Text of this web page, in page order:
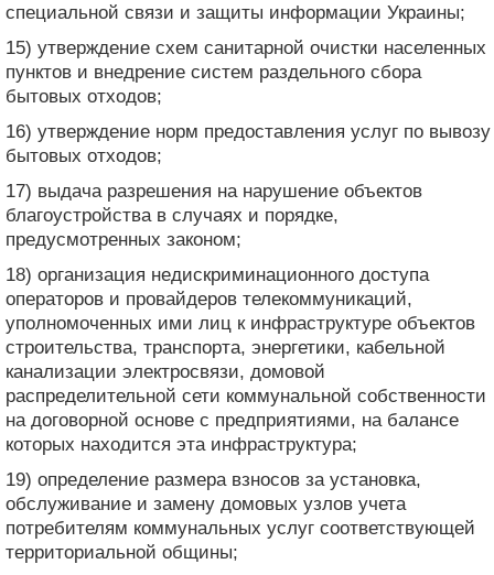
специальной связи и защиты информации Украины;
15) утверждение схем санитарной очистки населенных
пунктов и внедрение систем раздельного сбора
бытовых отходов;
16) утверждение норм предоставления услуг по вывозу
бытовых отходов;
17) выдача разрешения на нарушение объектов
благоустройства в случаях и порядке,
предусмотренных законом;
18) организация недискриминационного доступа
операторов и провайдеров телекоммуникаций,
уполномоченных ими лиц к инфраструктуре объектов
строительства, транспорта, энергетики, кабельной
канализации электросвязи, домовой
распределительной сети коммунальной собственности
на договорной основе с предприятиями, на балансе
которых находится эта инфраструктура;
19) определение размера взносов за установка,
обслуживание и замену домовых узлов учета
потребителям коммунальных услуг соответствующей
территориальной общины;